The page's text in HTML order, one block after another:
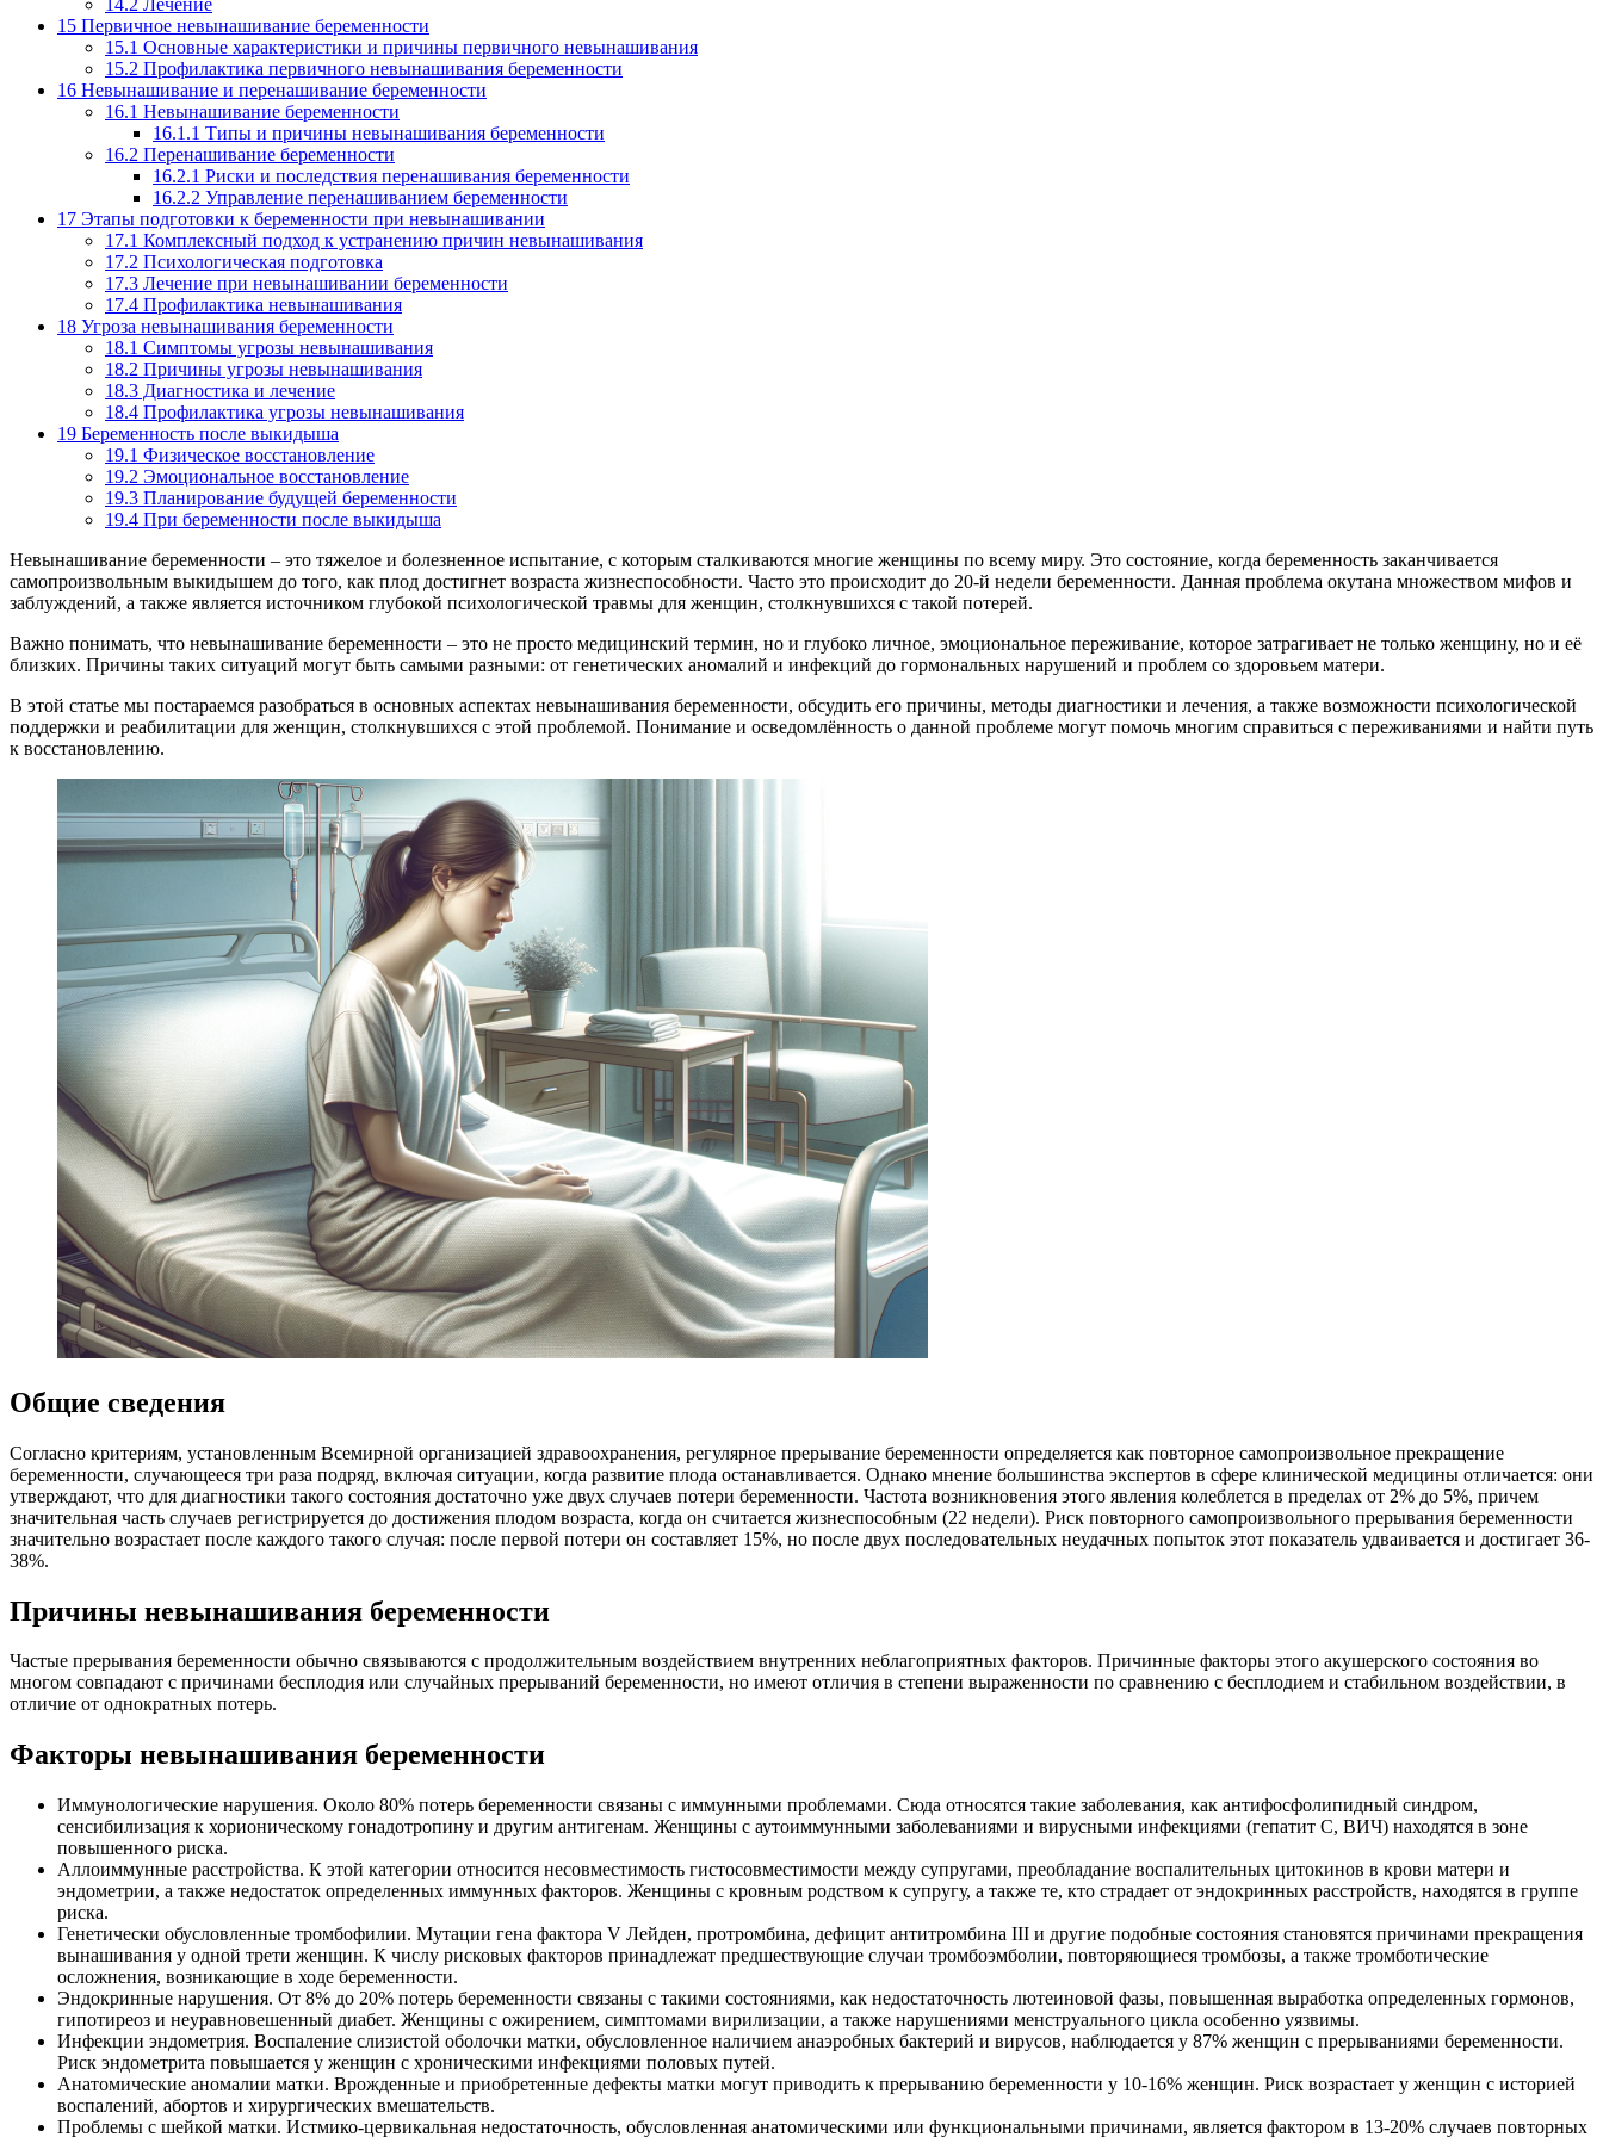
15 Первичное невынашивание беременности
15.1 Основные характеристики и причины первичного невынашивания
15.2 Профилактика первичного невынашивания беременности
16 Невынашивание и перенашивание беременности
16.1 Невынашивание беременности
16.1.1 Типы и причины невынашивания беременности
16.2 Перенашивание беременности
16.2.1 Риски и последствия перенашивания беременности
16.2.2 Управление перенашиванием беременности
17 Этапы подготовки к беременности при невынашивании
17.1 Комплексный подход к устранению причин невынашивания
17.2 Психологическая подготовка
17.3 Лечение при невынашивании беременности
17.4 Профилактика невынашивания
18 Угроза невынашивания беременности
18.1 Симптомы угрозы невынашивания
18.2 Причины угрозы невынашивания
18.3 Диагностика и лечение
18.4 Профилактика угрозы невынашивания
19 Беременность после выкидыша
19.1 Физическое восстановление
19.2 Эмоциональное восстановление
19.3 Планирование будущей беременности
19.4 При беременности после выкидыша
Невынашивание беременности – это тяжелое и болезненное испытание, с которым сталкиваются многие женщины по всему миру. Это состояние, когда беременность заканчивается
самопроизвольным выкидышем до того, как плод достигнет возраста жизнеспособности. Часто это происходит до 20-й недели беременности. Данная проблема окутана множеством мифов и
заблуждений, а также является источником глубокой психологической травмы для женщин, столкнувшихся с такой потерей.
Важно понимать, что невынашивание беременности – это не просто медицинский термин, но и глубоко личное, эмоциональное переживание, которое затрагивает не только женщину, но и её
близких. Причины таких ситуаций могут быть самыми разными: от генетических аномалий и инфекций до гормональных нарушений и проблем со здоровьем матери.
В этой статье мы постараемся разобраться в основных аспектах невынашивания беременности, обсудить его причины, методы диагностики и лечения, а также возможности психологической
поддержки и реабилитации для женщин, столкнувшихся с этой проблемой. Понимание и осведомлённость о данной проблеме могут помочь многим справиться с переживаниями и найти путь
к восстановлению.
Общие сведения
Согласно критериям, установленным Всемирной организацией здравоохранения, регулярное прерывание беременности определяется как повторное самопроизвольное прекращение
беременности, случающееся три раза подряд, включая ситуации, когда развитие плода останавливается. Однако мнение большинства экспертов в сфере клинической медицины отличается: они
утверждают, что для диагностики такого состояния достаточно уже двух случаев потери беременности. Частота возникновения этого явления колеблется в пределах от 2% до 5%, причем
значительная часть случаев регистрируется до достижения плодом возраста, когда он считается жизнеспособным (22 недели). Риск повторного самопроизвольного прерывания беременности
значительно возрастает после каждого такого случая: после первой потери он составляет 15%, но после двух последовательных неудачных попыток этот показатель удваивается и достигает 36-
38%.
Причины невынашивания беременности
Частые прерывания беременности обычно связываются с продолжительным воздействием внутренних неблагоприятных факторов. Причинные факторы этого акушерского состояния во
многом совпадают с причинами бесплодия или случайных прерываний беременности, но имеют отличия в степени выраженности по сравнению с бесплодием и стабильном воздействии, в
отличие от однократных потерь.
Факторы невынашивания беременности
Иммунологические нарушения. Около 80% потерь беременности связаны с иммунными проблемами. Сюда относятся такие заболевания, как антифосфолипидный синдром,
сенсибилизация к хорионическому гонадотропину и другим антигенам. Женщины с аутоиммунными заболеваниями и вирусными инфекциями (гепатит С, ВИЧ) находятся в зоне
повышенного риска.
Аллоиммунные расстройства. К этой категории относится несовместимость гистосовместимости между супругами, преобладание воспалительных цитокинов в крови матери и
эндометрии, а также недостаток определенных иммунных факторов. Женщины с кровным родством к супругу, а также те, кто страдает от эндокринных расстройств, находятся в группе
риска.
Генетически обусловленные тромбофилии. Мутации гена фактора V Лейден, протромбина, дефицит антитромбина III и другие подобные состояния становятся причинами прекращения
вынашивания у одной трети женщин. К числу рисковых факторов принадлежат предшествующие случаи тромбоэмболии, повторяющиеся тромбозы, а также тромботические
осложнения, возникающие в ходе беременности.
Эндокринные нарушения. От 8% до 20% потерь беременности связаны с такими состояниями, как недостаточность лютеиновой фазы, повышенная выработка определенных гормонов,
гипотиреоз и неуравновешенный диабет. Женщины с ожирением, симптомами вирилизации, а также нарушениями менструального цикла особенно уязвимы.
Инфекции эндометрия. Воспаление слизистой оболочки матки, обусловленное наличием анаэробных бактерий и вирусов, наблюдается у 87% женщин с прерываниями беременности.
Риск эндометрита повышается у женщин с хроническими инфекциями половых путей.
Анатомические аномалии матки. Врожденные и приобретенные дефекты матки могут приводить к прерыванию беременности у 10-16% женщин. Риск возрастает у женщин с историей
воспалений, абортов и хирургических вмешательств.
Проблемы с шейкой матки. Истмико-цервикальная недостаточность, обусловленная анатомическими или функциональными причинами, является фактором в 13-20% случаев повторных